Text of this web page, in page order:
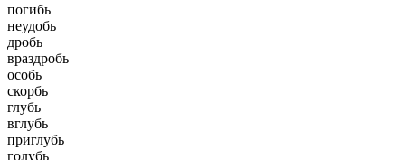
погибь
неудобь
дробь
враздробь
особь
скорбь
глубь
вглубь
приглубь
голубь